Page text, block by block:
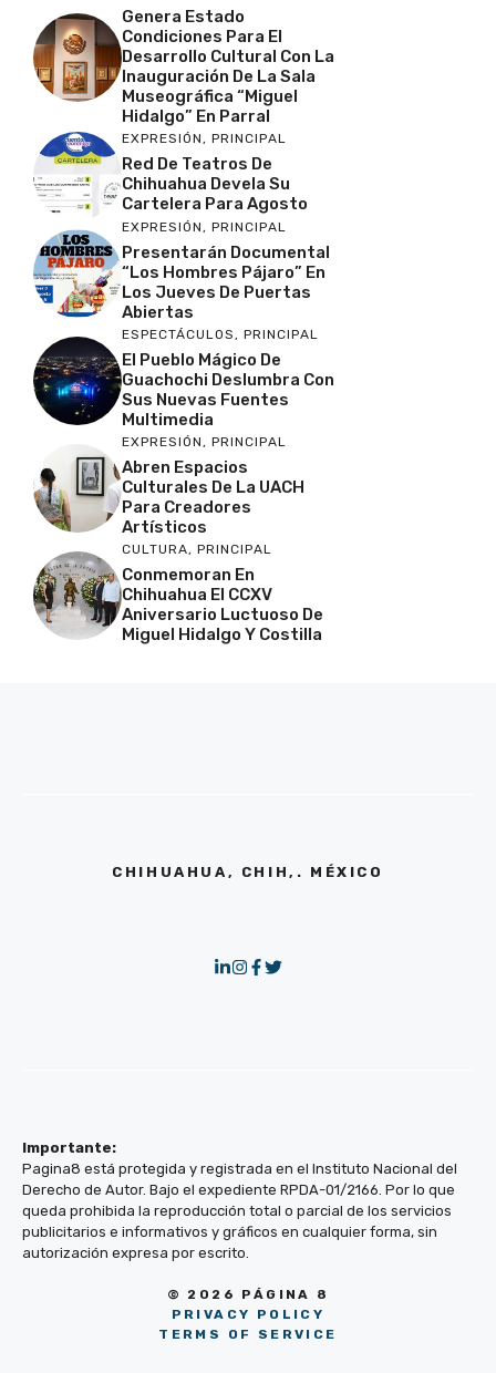
Genera Estado
Condiciones Para El
Desarrollo Cultural Con La
Inauguración De La Sala
Museográfica “Miguel
Hidalgo” En Parral
EXPRESIÓN, PRINCIPAL
Red De Teatros De
Chihuahua Devela Su
Cartelera Para Agosto
EXPRESIÓN , PRINCIPAL
Presentarán Documental
“Los Hombres Pájaro” En
Los Jueves De Puertas
Abiertas
ESPECTÁCULOS , PRINCIPAL
El Pueblo Mágico De
Guachochi Deslumbra Con
Sus Nuevas Fuentes
Multimedia
EXPRESIÓN , PRINCIPAL
Abren Espacios
Culturales De La UACH
Para Creadores
Artísticos
CULTURA, PRINCIPAL
Conmemoran En
Chihuahua El CCXV
Aniversario Luctuoso De
Miguel Hidalgo Y Costilla
CHIHUAHUA, CHIH,. MÉXICO
Importante:
Pagina8 está protegida y registrada en el Instituto Nacional del
Derecho de Autor. Bajo el expediente RPDA-01/2166. Por lo que
queda prohibida la reproducción total o parcial de los servicios
publicitarios e informativos y gráficos en cualquier forma, sin
autorización expresa por escrito.
© 2026 PÁGINA 8
PRIVACY POLICY
TERMS OF SERVICE